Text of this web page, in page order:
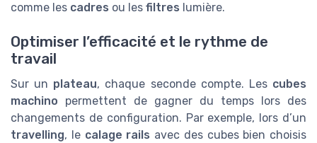
comme les cadres ou les filtres lumière.
Optimiser l’efficacité et le rythme de
travail
Sur un plateau, chaque seconde compte. Les cubes
machino permettent de gagner du temps lors des
changements de configuration. Par exemple, lors d’un
travelling, le calage rails avec des cubes bien choisis